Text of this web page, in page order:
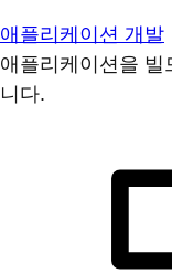
애플리케이션 개발
애플리케이션을
니다.